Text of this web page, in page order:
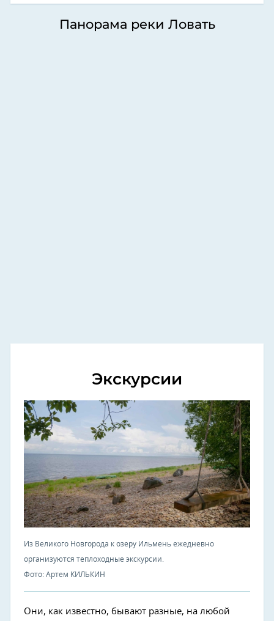
Панорама реки Ловать
Экскурсии
Из Великого Новгорода к озеру Ильмень ежедневно
организуются теплоходные экскурсии.
Фото: Артем КИЛЬКИН
Они, как известно, бывают разные, на любой